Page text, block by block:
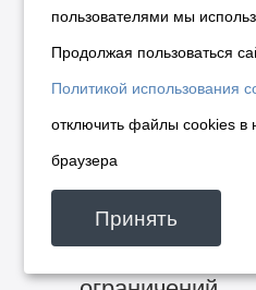
арендуемого
недвижимости:
пользователями мы
Продолжая пользоваться
Политикой использования
отключить файлы cookies в
браузера
Принять